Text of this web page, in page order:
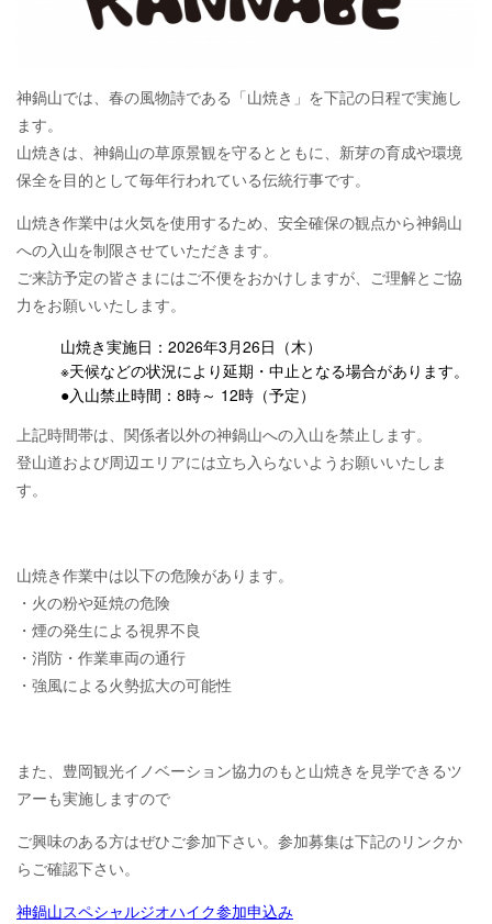
神鍋山では、春の風物詩である「山焼き」を下記の日程で実施し
ます。
山焼きは、神鍋山の草原景観を守るとともに、新芽の育成や環境
保全を目的として毎年行われている伝統行事です。
山焼き作業中は火気を使用するため、安全確保の観点から神鍋山
への入山を制限させていただきます。
ご来訪予定の皆さまにはご不便をおかけしますが、ご理解とご協
力をお願いいたします。
山焼き実施日：2026年3月26日（木）
※天候などの状況により延期・中止となる場合があります。
●入山禁止時間：8時～ 12時（予定）
上記時間帯は、関係者以外の神鍋山への入山を禁止します。
登山道および周辺エリアには立ち入らないようお願いいたしま
す。
山焼き作業中は以下の危険があります。
・火の粉や延焼の危険
・煙の発生による視界不良
・消防・作業車両の通行
・強風による火勢拡大の可能性
また、豊岡観光イノベーション協力のもと山焼きを見学できるツ
アーも実施しますので
ご興味のある方はぜひご参加下さい。参加募集は下記のリンクか
らご確認下さい。
神鍋山スペシャルジオハイク参加申込み